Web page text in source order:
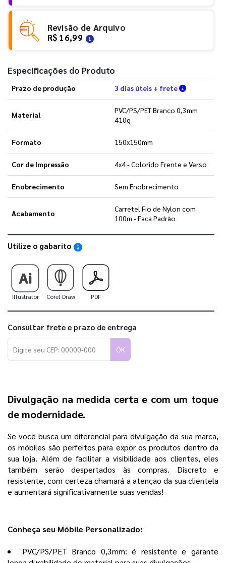
Revisão de Arquivo
R$ 16,99
Especificações do Produto
Prazo de produção 3 dias úteis + frete Verifique
Material
PVC/PS/PET Branco 0,3mm
410g
Formato 150x150mm
Cor de Impressão 4x4 - Colorido Frente e Verso
Enobrecimento Sem Enobrecimento
Acabamento
Carretel Fio de Nylon com
100m - Faca Padrão
Utilize o gabarito Saiba como utilizar os nossos gabaritos
Illustrator Corel Draw PDF
Consultar frete e prazo de entrega
OK
Divulgação na medida certa e com um toque
de modernidade.
Se você busca um diferencial para divulgação da sua marca,
os móbiles são perfeitos para expor os produtos dentro da
sua loja. Além de facilitar a visibilidade aos clientes, eles
também serão despertados às compras. Discreto e
resistente, com certeza chamará a atenção da sua clientela
e aumentará significativamente suas vendas!
Conheça seu Móbile Personalizado:
PVC/PS/PET Branco 0,3mm: é resistente e garante